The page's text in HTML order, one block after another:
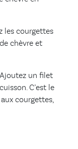
les courgettes
chèvre et
un filet
C’est le
courgettes,